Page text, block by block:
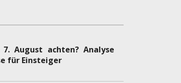
August achten? Analyse
für Einsteiger